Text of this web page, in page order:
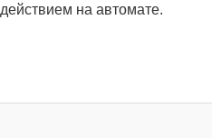
на автомате.